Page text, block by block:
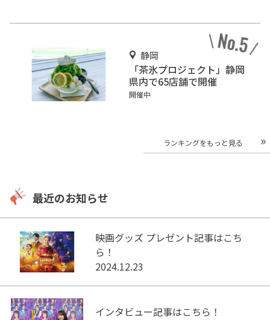
静岡
「茶氷プロジェクト」静岡
県内で65店舗で開催
開催中
ランキングをもっと見る
最近のお知らせ
映画グッズ プレゼント記事はこち
ら！
2024.12.23
インタビュー記事はこちら！